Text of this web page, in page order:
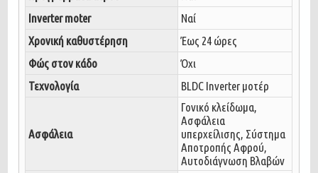
Inverter moter
Ναί
Χρονική καθυστέρηση
Έως 24 ώρες
Φώς στον κάδο
Όχι
Τεχνολογία
BLDC Inverter μοτέρ
Ασφάλεια
Γονικό κλείδωμα,
Ασφάλεια
υπερχείλισης, Σύστημα
Αποτροπής Αφρού,
Αυτοδιάγνωση Βλαβών